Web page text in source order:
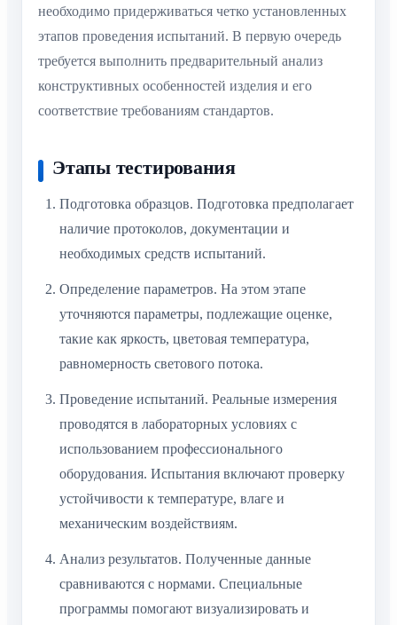
необходимо придерживаться четко установленных
этапов проведения испытаний. В первую очередь
требуется выполнить предварительный анализ
конструктивных особенностей изделия и его
соответствие требованиям стандартов.
Этапы тестирования
Подготовка образцов. Подготовка предполагает
наличие протоколов, документации и
необходимых средств испытаний.
Определение параметров. На этом этапе
уточняются параметры, подлежащие оценке,
такие как яркость, цветовая температура,
равномерность светового потока.
Проведение испытаний. Реальные измерения
проводятся в лабораторных условиях с
использованием профессионального
оборудования. Испытания включают проверку
устойчивости к температуре, влаге и
механическим воздействиям.
Анализ результатов. Полученные данные
сравниваются с нормами. Специальные
программы помогают визуализировать и